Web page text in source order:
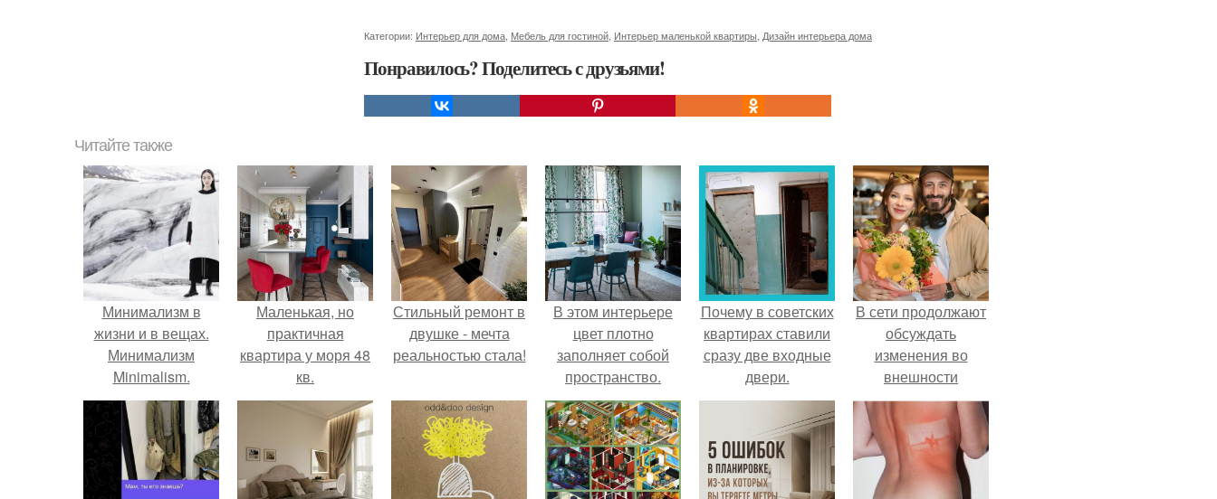
Категории: Интерьер для дома Мебель для гостиной Интерьер маленькой квартиры Дизайн интерьера дома
Понравилось? Поделитесь с друзьями!
Читайте также
Минимализм в
жизни и в вещах.
Минимализм
Minimalism.
Минимализм "По-
женски": моя жизнь
- мои правила.
Маленькая, но
практичная
квартира у моря 48
кв.
Стильный ремонт в
двушке - мечта
реальностью стала!
В этом интерьере
цвет плотно
заполняет собой
пространство.
Почему в советских
квартирах ставили
сразу две входные
двери.
В сети продолжают
обсуждать
изменения во
внешности
актрисы.